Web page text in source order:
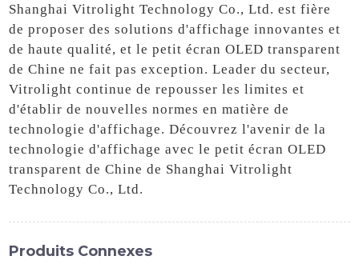
Shanghai Vitrolight Technology Co., Ltd. est fière
de proposer des solutions d'affichage innovantes et
de haute qualité, et le petit écran OLED transparent
de Chine ne fait pas exception. Leader du secteur,
Vitrolight continue de repousser les limites et
d'établir de nouvelles normes en matière de
technologie d'affichage. Découvrez l'avenir de la
technologie d'affichage avec le petit écran OLED
transparent de Chine de Shanghai Vitrolight
Technology Co., Ltd.
Produits Connexes